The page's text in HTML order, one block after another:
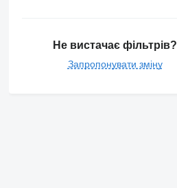
Не вистачає фільтрів?
Запропонувати зміну